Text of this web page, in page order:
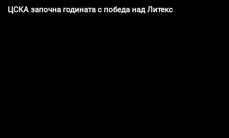
ЦСКА започна годината с победа над Литекс